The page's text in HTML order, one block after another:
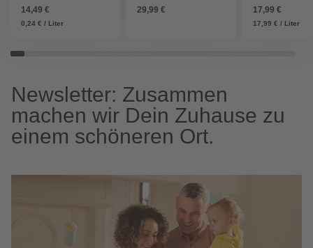
14,49 €
0,24 € / Liter
29,99 € 17,99 €
17,99 € / Liter
Newsletter: Zusammen
machen wir Dein Zuhause zu
einem schöneren Ort.